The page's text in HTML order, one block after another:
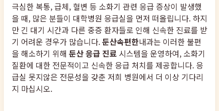
극심한 복통, 급체, 혈변 등 소화기 관련 응급 증상이 발생했
을 때, 많은 분들이 대학병원 응급실을 먼저 떠올립니다. 하지
만 긴 대기 시간과 다른 중증 환자들로 인해 신속한 진료를 받
기 어려운 경우가 많습니다.둔산속편한내과는 이러한 불편
을 해소하기 위해 둔산 응급 진료 시스템을 운영하여, 소화기
질환에 대한 전문적이고 신속한 응급 처치를 제공합니다. 응
급실 못지않은 전문성을 갖춘 저희 병원에서 더 이상 기다리
지 마십시오.